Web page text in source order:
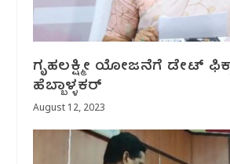
ಗೃಹಲಕ್ಷ್ಮೀ ಯೋಜನೆಗೆ ಡೇಟ್‌ ಫಿಕ್ಸ್‌
ಹೆಬ್ಬಾಳ್ಳಕರ್
August 12, 2023